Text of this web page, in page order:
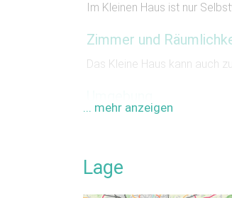
Im Kleinen Haus ist nur
Zimmer und
Das Kleine Haus kann auch
Eingebettet in die
... mehr anzeigen
Lage